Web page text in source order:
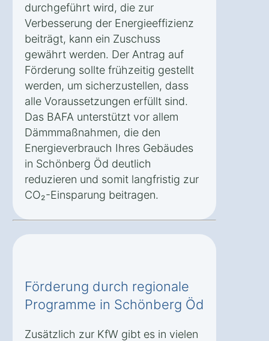
durchgeführt wird, die zur
Verbesserung der Energieeffizienz
beiträgt, kann ein Zuschuss
gewährt werden. Der Antrag auf
Förderung sollte frühzeitig gestellt
werden, um sicherzustellen, dass
alle Voraussetzungen erfüllt sind.
Das BAFA unterstützt vor allem
Dämmmaßnahmen, die den
Energieverbrauch Ihres Gebäudes
in Schönberg Öd deutlich
reduzieren und somit langfristig zur
CO₂-Einsparung beitragen.
Förderung durch regionale
Programme in Schönberg Öd
Zusätzlich zur KfW gibt es in vielen